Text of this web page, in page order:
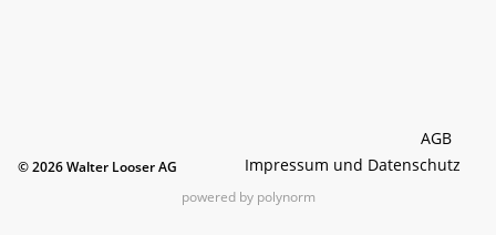
© 2026 Walter Looser AG
AGB
Impressum und Datenschutz
powered by polynorm